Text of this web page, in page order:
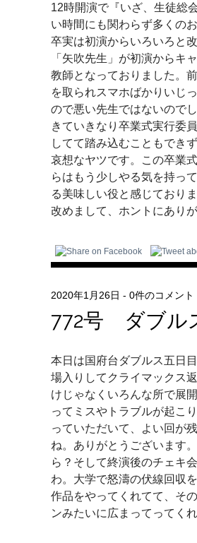
12時開演で『いざ、生徒総
い時間にも関わらず多くの
卒実は初演からいろいろと
「矢吹先生」が初演からキ
教師となっておりました。
を取られスマホばかりいじ
ので悪い先生ではないので
きていきなり卒業式実行委
してて踏み込むこともでき
哀想なヤツです。この卒業
らはもう少しやる気を持っ
る美味しい役と感じており
改めまして、ホントにあり
2020年1月26日 - 0件のコメント
772号 ダブル
本日は国府台ダブルス五日
場入りしてクライマックス
けじゃなくいろんな所で展
ってミスやトラブルが起こ
っていただいて、よい回が
ね。ありがとうございます
ら？そして終演後のチェキ
わ。大学で怒濤の伏線回収
作品をやってくれてて、そ
ンみたいに広まってってく